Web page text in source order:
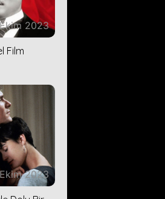
2023
Film
2023